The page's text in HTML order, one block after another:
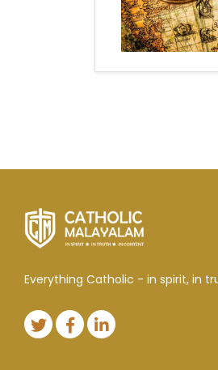
Everything Catholic - in spirit, in